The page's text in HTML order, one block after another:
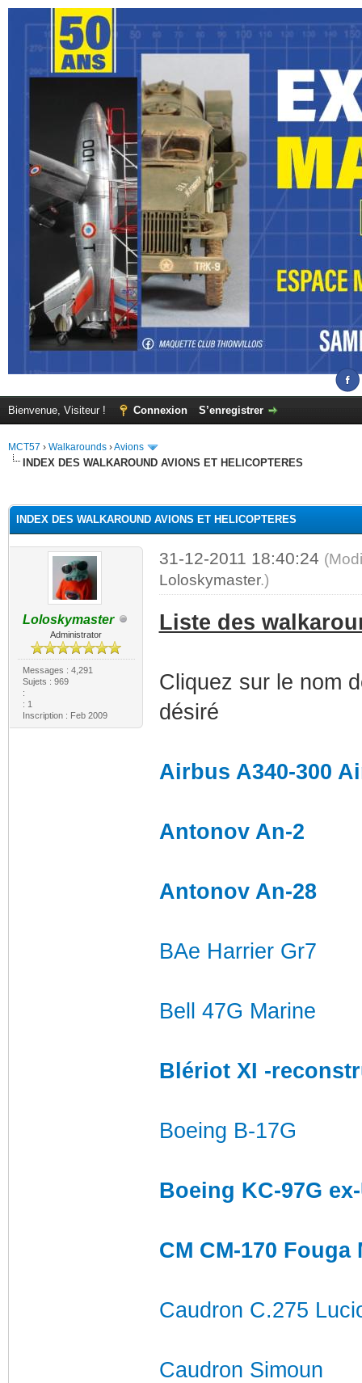
Bienvenue, Visiteur ! Connexion S’enregistrer
MCT57 › Walkarounds ›Avions
INDEX DES WALKAROUND AVIONS ET HELICOPTERES
INDEX DES WALKAROUND AVIONS ET HELICOPTERES
Loloskymaster
Administrator
Messages : 4,291
Sujets : 969
:
: 1
Inscription : Feb 2009
31-12-2011 18:40:24
Loloskymaster.)
Liste des
Cliquez sur le nom
désiré
Airbus A340-300
Antonov An-2
Antonov An-28
BAe Harrier Gr7
Bell 47G Marine
Blériot XI -
Boeing B-17G
Boeing KC-97G
CM CM-170 Fouga
Caudron C.275
Caudron Simoun